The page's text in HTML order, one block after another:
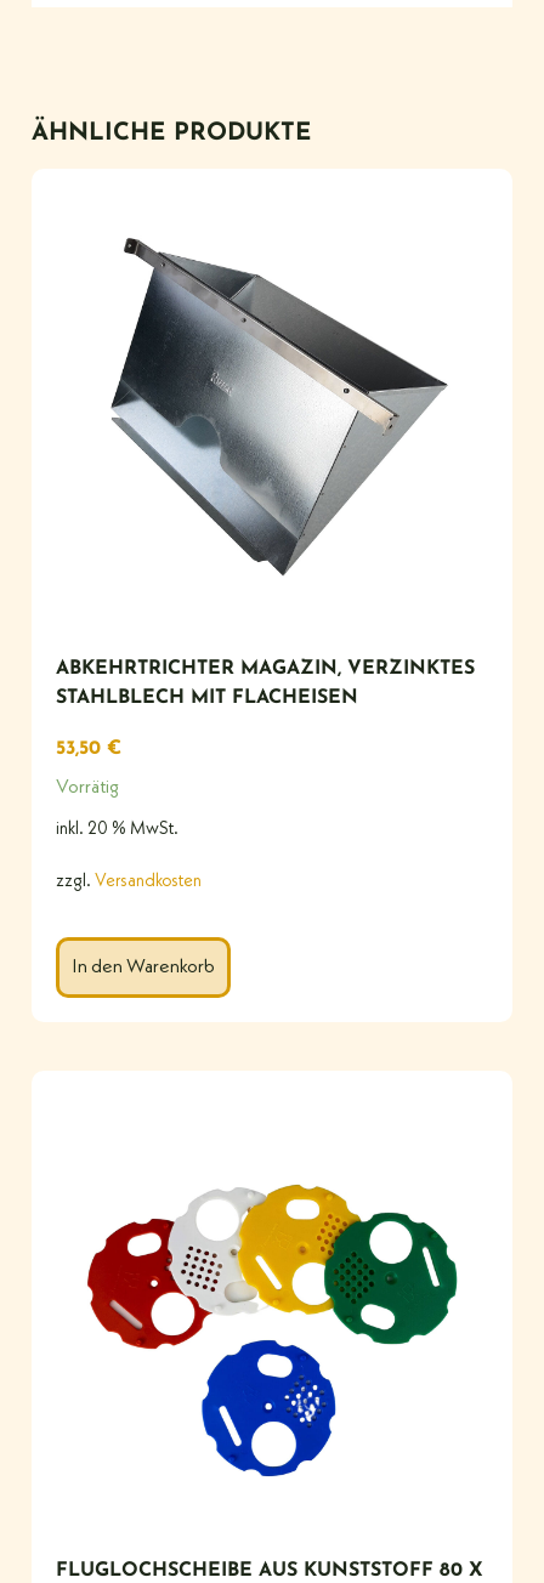
ÄHNLICHE PRODUKTE
ABKEHRTRICHTER MAGAZIN, VERZINKTES
STAHLBLECH MIT FLACHEISEN
53,50 €
Vorrätig
inkl. 20 % MwSt.
zzgl. Versandkosten
In den Warenkorb
FLUGLOCHSCHEIBE AUS KUNSTSTOFF 80 X